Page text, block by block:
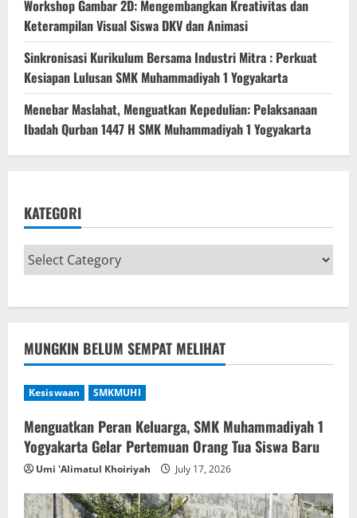
Workshop Gambar 2D: Mengembangkan Kreativitas dan
Keterampilan Visual Siswa DKV dan Animasi
Sinkronisasi Kurikulum Bersama Industri Mitra : Perkuat
Kesiapan Lulusan SMK Muhammadiyah 1 Yogyakarta
Menebar Maslahat, Menguatkan Kepedulian: Pelaksanaan
Ibadah Qurban 1447 H SMK Muhammadiyah 1 Yogyakarta
KATEGORI
MUNGKIN BELUM SEMPAT MELIHAT
Kesiswaan SMKMUHI
Menguatkan Peran Keluarga, SMK Muhammadiyah 1
Yogyakarta Gelar Pertemuan Orang Tua Siswa Baru
Umi 'Alimatul Khoiriyah July 17, 2026